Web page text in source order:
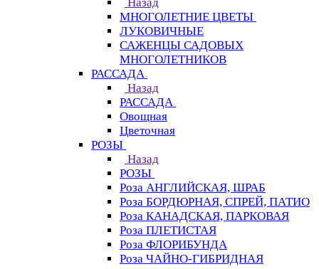
МНОГОЛЕТНИЕ ЦВЕТЫ
ЛУКОВИЧНЫЕ
САЖЕНЦЫ САДОВЫХ
МНОГОЛЕТНИКОВ
РАССАДА
Назад
РАССАДА
Овощная
Цветочная
РОЗЫ
Назад
РОЗЫ
Роза АНГЛИЙСКАЯ, ШРАБ
Роза БОРДЮРНАЯ, СПРЕЙ, ПАТИО
Роза КАНАДСКАЯ, ПАРКОВАЯ
Роза ПЛЕТИСТАЯ
Роза ФЛОРИБУНДА
Роза ЧАЙНО-ГИБРИДНАЯ